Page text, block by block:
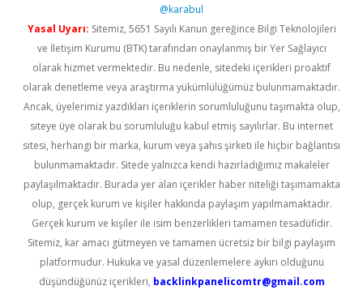
@karabul
Yasal Uyarı: Sitemiz, 5651 Sayılı Kanun gereğince Bilgi Teknolojileri
ve İletişim Kurumu (BTK) tarafından onaylanmış bir Yer Sağlayıcı
olarak hizmet vermektedir. Bu nedenle, sitedeki içerikleri proaktif
olarak denetleme veya araştırma yükümlülüğümüz bulunmamaktadır.
Ancak, üyelerimiz yazdıkları içeriklerin sorumluluğunu taşımakta olup,
siteye üye olarak bu sorumluluğu kabul etmiş sayılırlar. Bu internet
sitesi, herhangi bir marka, kurum veya şahıs şirketi ile hiçbir bağlantısı
bulunmamaktadır. Sitede yalnızca kendi hazırladığımız makaleler
paylaşılmaktadır. Burada yer alan içerikler haber niteliği taşımamakta
olup, gerçek kurum ve kişiler hakkında paylaşım yapılmamaktadır.
Gerçek kurum ve kişiler ile isim benzerlikleri tamamen tesadüfidir.
Sitemiz, kar amacı gütmeyen ve tamamen ücretsiz bir bilgi paylaşım
platformudur. Hukuka ve yasal düzenlemelere aykırı olduğunu
düşündüğünüz içerikleri, backlinkpanelicomtr@gmail.com